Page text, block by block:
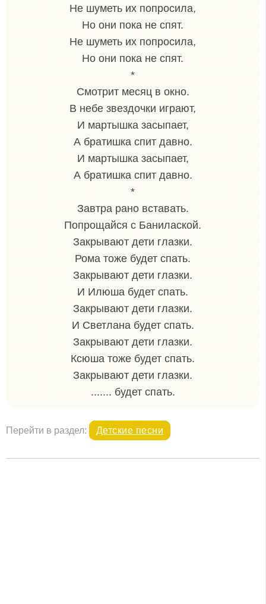
Не шуметь их попросила,
Но они пока не спят.
Не шуметь их попросила,
Но они пока не спят.
*
Смотрит месяц в окно.
В небе звездочки играют,
И мартышка засыпает,
А братишка спит давно.
И мартышка засыпает,
А братишка спит давно.
*
Завтра рано вставать.
Попрощайся с Банилаской.
Закрывают дети глазки.
Рома тоже будет спать.
Закрывают дети глазки.
И Илюша будет спать.
Закрывают дети глазки.
И Светлана будет спать.
Закрывают дети глазки.
Ксюша тоже будет спать.
Закрывают дети глазки.
....... будет спать.
Перейти в раздел: Детские песни